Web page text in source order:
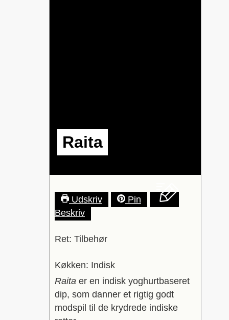
Raita
Udskriv
Pin
Beskriv
Ret: Tilbehør
Køkken: Indisk
Raita er en indisk yoghurtbaseret
dip, som danner et rigtig godt
modspil til de krydrede indiske